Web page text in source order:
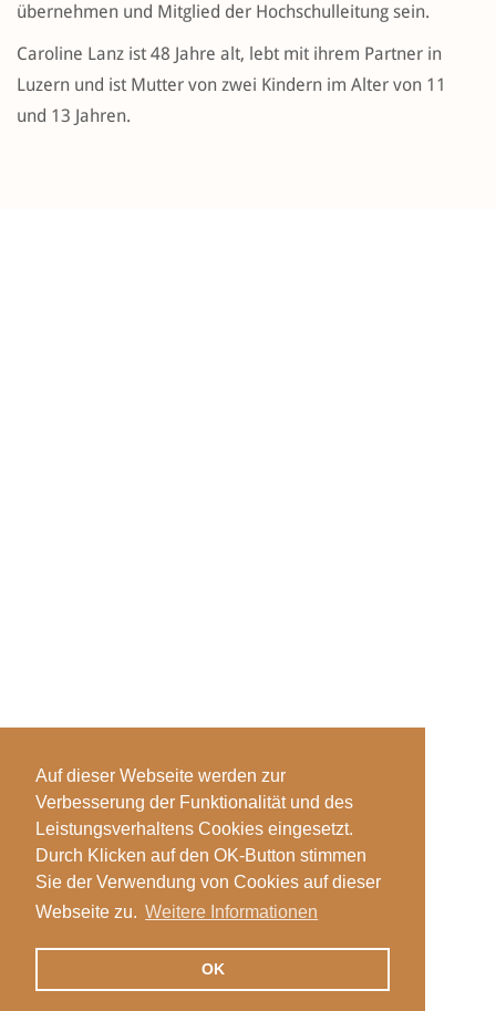
Auf dieser Webseite werden zur
Verbesserung der Funktionalität und des
Leistungsverhaltens Cookies eingesetzt.
Durch Klicken auf den OK-Button stimmen
Sie der Verwendung von Cookies auf dieser
Webseite zu. Weitere Informationen
OK
übernehmen und Mitglied der Hochschulleitung sein.
Caroline Lanz ist 48 Jahre alt, lebt mit ihrem Partner in
Luzern und ist Mutter von zwei Kindern im Alter von 11
und 13 Jahren.